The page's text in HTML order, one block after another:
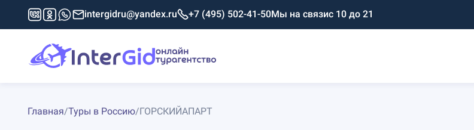
intergidru@yandex.ru +7 (495) 502-41-50Мы на связис 10 до 21
Главная/Туры в Россию/ГОРСКИЙАПАРТ